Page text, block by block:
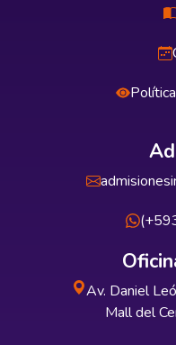
Av. Daniel
Mall del